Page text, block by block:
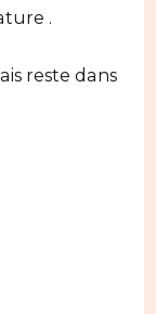
.
reste dans